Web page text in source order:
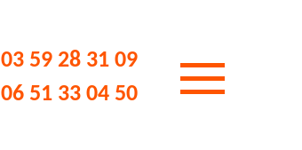
03 59 28 31 09
06 51 33 04 50